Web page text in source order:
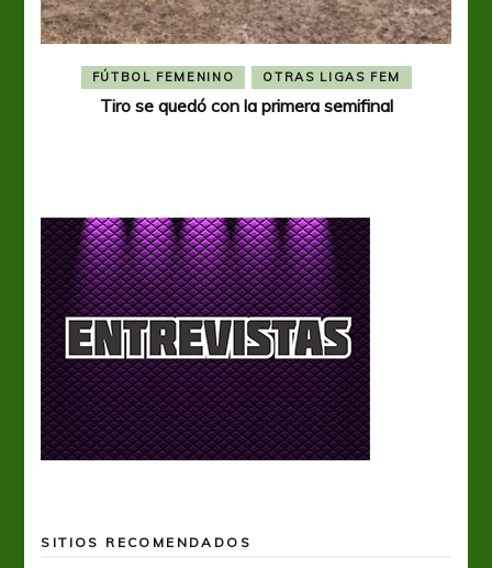
FÚTBOL FEMENINO OTRAS LIGAS FEM
Tiro se quedó con la primera semifinal
SITIOS RECOMENDADOS